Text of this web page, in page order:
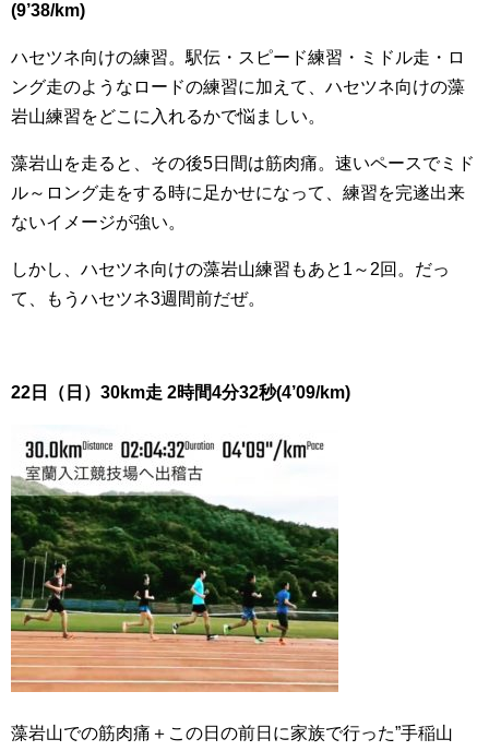
(9’38/km)
ハセツネ向けの練習。駅伝・スピード練習・ミドル走・ロ
ング走のようなロードの練習に加えて、ハセツネ向けの藻
岩山練習をどこに入れるかで悩ましい。
藻岩山を走ると、その後5日間は筋肉痛。速いペースでミド
ル～ロング走をする時に足かせになって、練習を完遂出来
ないイメージが強い。
しかし、ハセツネ向けの藻岩山練習もあと1～2回。だっ
て、もうハセツネ3週間前だぜ。
22日（日）30km走 2時間4分32秒(4’09/km)
藻岩山での筋肉痛＋この日の前日に家族で行った”手稲山